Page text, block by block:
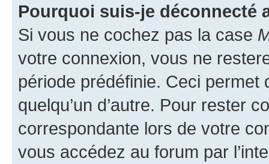
Pourquoi suis-je déconnecté
Si vous ne cochez pas la case
votre connexion, vous ne
période prédéfinie. Ceci permet
quelqu’un d’autre. Pour rester
correspondante lors de votre
vous accédez au forum par